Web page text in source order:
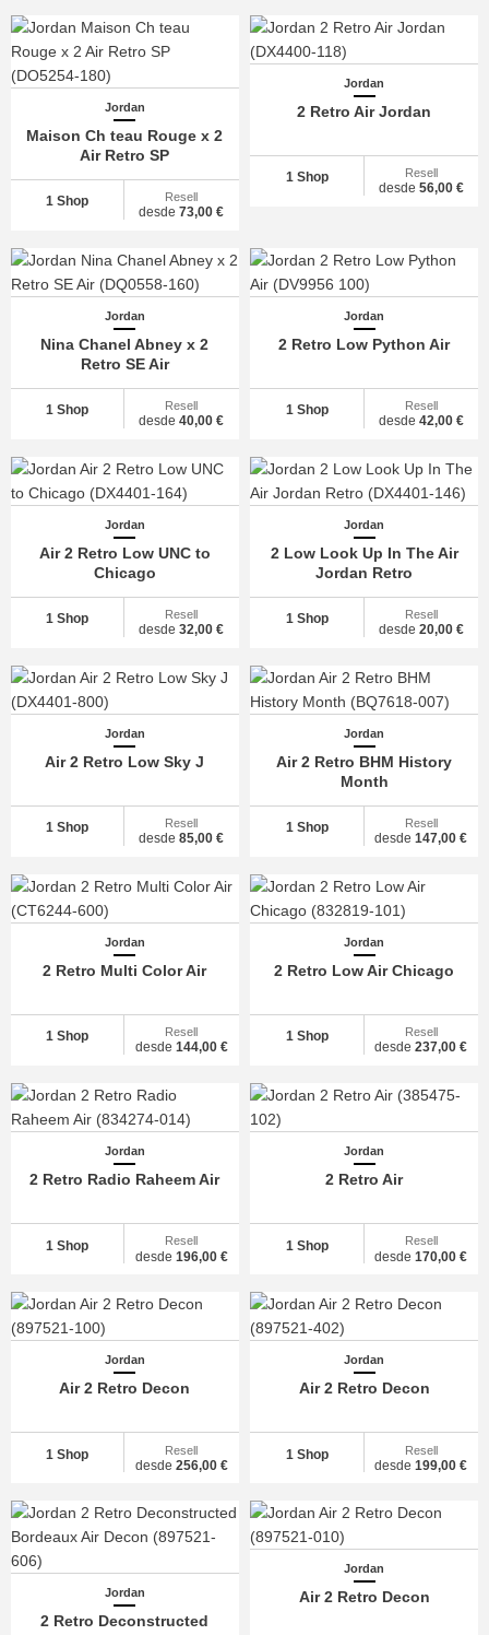
Jordan
Maison Ch teau Rouge x 2
Air Retro SP
1 Shop
Resell
desde 73,00 €
Jordan
2 Retro Air Jordan
1 Shop
Resell
desde 56,00 €
Jordan
Nina Chanel Abney x 2
Retro SE Air
1 Shop
Resell
desde 40,00 €
Jordan
2 Retro Low Python Air
1 Shop
Resell
desde 42,00 €
Jordan
Air 2 Retro Low UNC to
Chicago
1 Shop
Resell
desde 32,00 €
Jordan
2 Low Look Up In The Air
Jordan Retro
1 Shop
Resell
desde 20,00 €
Jordan
Air 2 Retro Low Sky J
1 Shop
Resell
desde 85,00 €
Jordan
Air 2 Retro BHM History
Month
1 Shop
Resell
desde 147,00 €
Jordan
2 Retro Multi Color Air
1 Shop
Resell
desde 144,00 €
Jordan
2 Retro Low Air Chicago
1 Shop
Resell
desde 237,00 €
Jordan
2 Retro Radio Raheem Air
1 Shop
Resell
desde 196,00 €
Jordan
2 Retro Air
1 Shop
Resell
desde 170,00 €
Jordan
Air 2 Retro Decon
1 Shop
Resell
desde 256,00 €
Jordan
Air 2 Retro Decon
1 Shop
Resell
desde 199,00 €
Jordan
2 Retro Deconstructed
Jordan
Air 2 Retro Decon